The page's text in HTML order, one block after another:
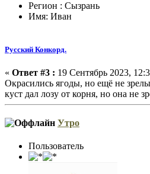
Регион : Сызрань
Имя: Иван
Русский Конкорд.
« Ответ #3 : 19 Сентябрь 2023,
Окрасились ягоды, но ещё не
куст дал лозу от корня, но она не
Утро
Пользователь